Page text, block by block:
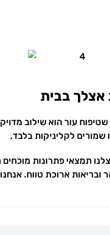
שטיפוח עור הוא שילוב
שמורים לקליניקות בלבד.
תמצאי פתרונות
ארוכת טווח. אנחנו